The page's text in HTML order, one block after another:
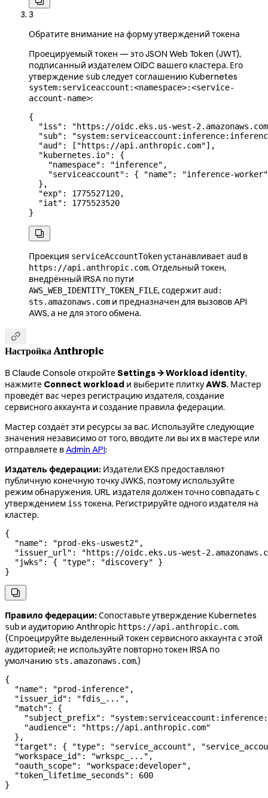
3
Обратите внимание на форму утверждений токена
Проецируемый токен — это JSON Web Token (JWT),
подписанный издателем OIDC вашего кластера. Его
утверждение subследует соглашению Kubernetes
system:serviceaccount:<namespace>:<service-
account-name>:
{
  "iss"
:
"https://oidc.eks.us-west-
  "sub"
:
  "aud"
: [ "https://api.anthropic.com"],
  "kubernetes.io"
: {
    "namespace"
: "inference" ,
    "serviceaccount"
: { "name" :
"inference-worker"
  },
  "exp"
: 1775527120,
  "iat"
: 1775523520
}

Проекция serviceAccountTokenустанавливает aud в
https://api.anthropic.com. Отдельный токен,
внедрённый IRSA по пути
AWS_WEB_IDENTITY_TOKEN_FILE, содержит aud:
sts.amazonaws.com и предназначен для вызовов API
AWS, а не для этого обмена.

Настройка Anthropic
В Claude Console откройтеSettings → Workload identity,
нажмите Connect workload и выберите плиткуAWS. Мастер
проведёт вас через регистрацию издателя, создание
сервисного аккаунта и создание правила федерации.
Мастер создаёт эти ресурсы за вас. Используйте следующие
значения независимо от того, вводите ли вы их в мастере или
отправляете вAdmin API:
Издатель федерации: Издатели EKS предоставляют
публичную конечную точку JWKS, поэтому используйте
режим обнаружения. URL издателя должен точно совпадать с
утверждением iss токена. Регистрируйте одного издателя на
кластер.
{
  "name"
: "prod-eks-uswest2" ,
  "issuer_url"
:
"https://oidc.eks.us-west-
  "jwks"
: { "type" : "discovery" }
}

Правило федерации:Сопоставьте утверждение Kubernetes
sub и аудиторию Anthropic https://api.anthropic.com.
(Спроецируйте выделенный токен сервисного аккаунта с этой
аудиторией; не используйте повторно токен IRSA по
умолчанию sts.amazonaws.com.)
{
  "name"
: "prod-inference" ,
  "issuer_id"
: "fdis_..." ,
  "match"
: {
    "subject_prefix"
:
    "audience"
:
"https://api.anthropic.com"
  },
  "target"
: { "type" : "service_account" ,
  "workspace_id"
: "wrkspc_..." ,
  "oauth_scope"
: "workspace:developer" ,
  "token_lifetime_seconds"
: 600
}